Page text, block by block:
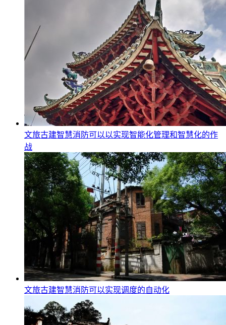
文旅古建智慧消防可以以实现智能化管理和智慧化的作
战
文旅古建智慧消防可以实现调度的自动化